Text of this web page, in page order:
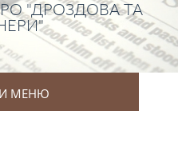
"ДРОЗДОВА ТА
МЕНЮ